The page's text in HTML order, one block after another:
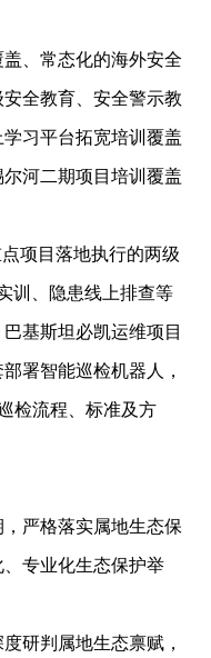
、常态化的海外安全
全教育、安全警示教
习平台拓宽培训覆盖
河二期项目培训覆盖
项目落地执行的两级
训、隐患线上排查等
基斯坦必凯运维项目
署智能巡检机器人，
检流程、标准及方
严格落实属地生态保
专业化生态保护举
研判属地生态禀赋，